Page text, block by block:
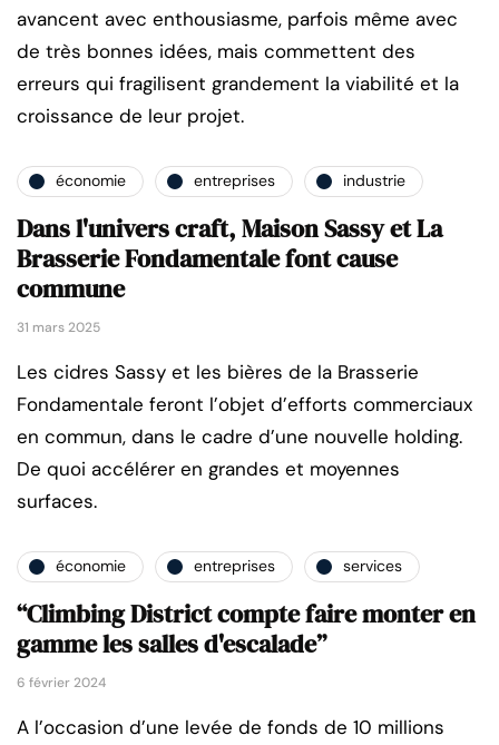
avancent avec enthousiasme, parfois même avec
de très bonnes idées, mais commettent des
erreurs qui fragilisent grandement la viabilité et la
croissance de leur projet.
économie entreprises industrie
Dans l'univers craft, Maison Sassy et La
Brasserie Fondamentale font cause
commune
31 mars 2025
Les cidres Sassy et les bières de la Brasserie
Fondamentale feront l’objet d’efforts commerciaux
en commun, dans le cadre d’une nouvelle holding.
De quoi accélérer en grandes et moyennes
surfaces.
économie entreprises services
“Climbing District compte faire monter en
gamme les salles d'escalade”
6 février 2024
A l’occasion d’une levée de fonds de 10 millions